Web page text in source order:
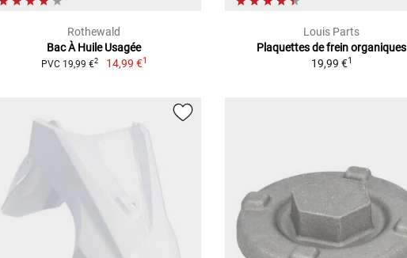
Rothewald
Bac À Huile Usagée
PVC 19,99 €2 14,99 €1
Louis Parts
Plaquettes de frein organiques
19,99 €1